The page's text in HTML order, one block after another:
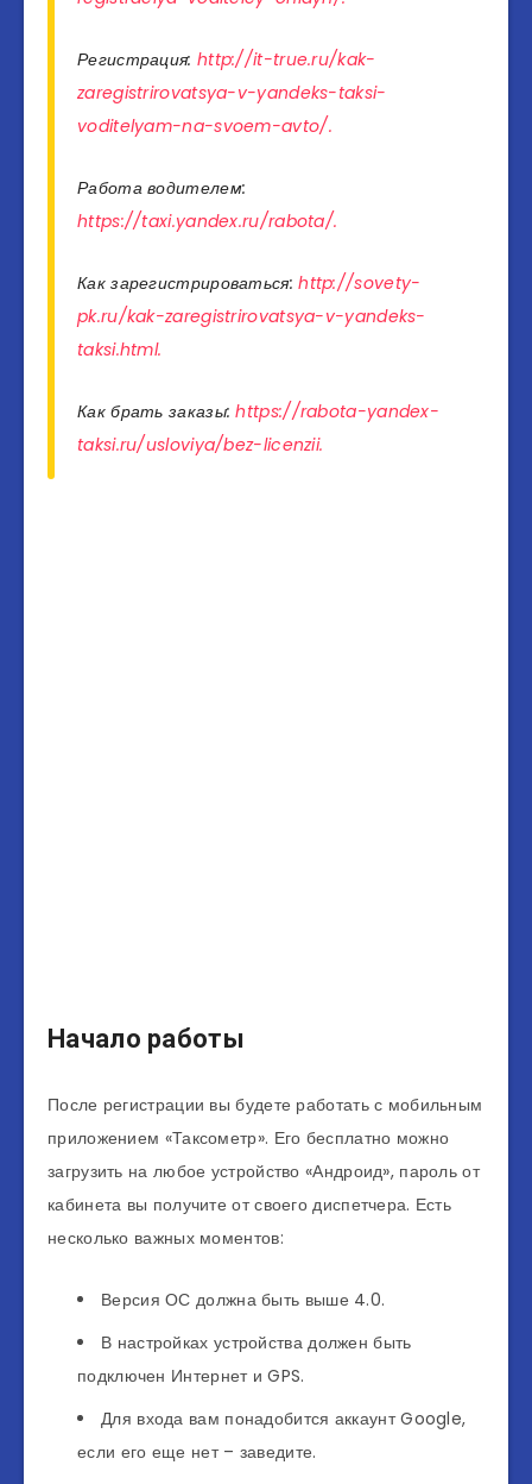
Регистрация: http://it-true.ru/kak-
zaregistrirovatsya-v-yandeks-taksi-
voditelyam-na-svoem-avto/.
Работа водителем:
https://taxi.yandex.ru/rabota/.
Как зарегистрироваться:http://sovety-
pk.ru/kak-zaregistrirovatsya-v-yandeks-
taksi.html.
Как брать заказы:https://rabota-yandex-
taksi.ru/usloviya/bez-licenzii.
Начало работы
После регистрации вы будете работать с мобильным
приложением «Таксометр». Его бесплатно можно
загрузить на любое устройство «Андроид», пароль от
кабинета вы получите от своего диспетчера. Есть
несколько важных моментов:
Версия ОС должна быть выше 4.0.
В настройках устройства должен быть
подключен Интернет и GPS.
Для входа вам понадобится аккаунт Google,
если его еще нет – заведите.